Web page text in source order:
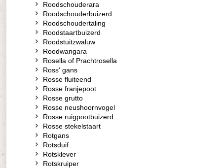
Roodschouderara
Roodschouderbuizerd
Roodschoudertaling
Roodstaartbuizerd
Roodstuitzwaluw
Roodwangara
Rosella of Prachtrosella
Ross' gans
Rosse fluiteend
Rosse franjepoot
Rosse grutto
Rosse neushoornvogel
Rosse ruigpootbuizerd
Rosse stekelstaart
Rotgans
Rotsduif
Rotsklever
Rotskruiper